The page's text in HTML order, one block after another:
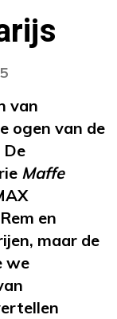
van
ogen van de
Maffe
en
maar de
we